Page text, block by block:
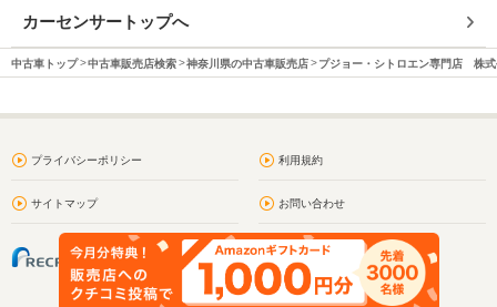
カーセンサートップへ
中古車トップ 中古車販売店検索 神奈川県の中古車販売店 プジョー・シトロエン専門店 株式
プライバシーポリシー 利用規約
サイトマップ お問い合わせ